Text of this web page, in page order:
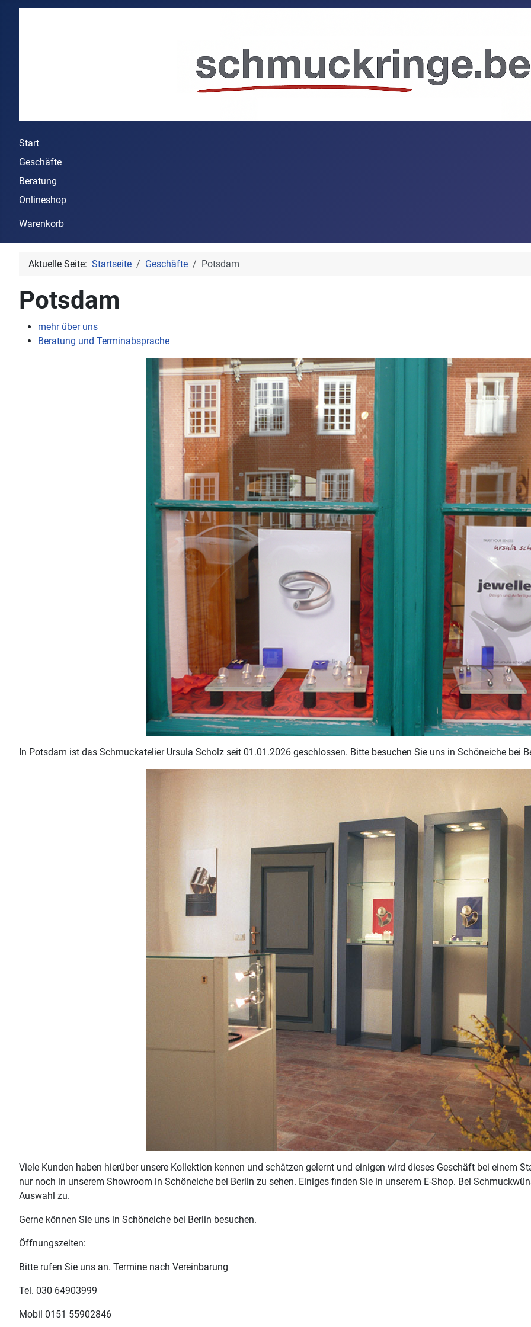
Start
Geschäfte
Beratung
Onlineshop
Warenkorb
Aktuelle Seite: Startseite Geschäfte Potsdam
Potsdam
mehr über uns
Beratung und Terminabsprache
In Potsdam ist das Schmuckatelier Ursula Scholz seit 01.01.2026 geschlossen. Bitte besuchen Sie uns in Schöneiche bei
Viele Kunden haben hierüber unsere Kollektion kennen und schätzen gelernt und einigen wird dieses Geschäft bei einem
nur noch in unserem Showroom in Schöneiche bei Berlin zu sehen. Einiges finden Sie in unserem E-Shop. Bei
Auswahl zu.
Gerne können Sie uns in Schöneiche bei Berlin besuchen.
Öffnungszeiten:
Bitte rufen Sie uns an. Termine nach Vereinbarung
Tel. 030 64903999
Mobil 0151 55902846